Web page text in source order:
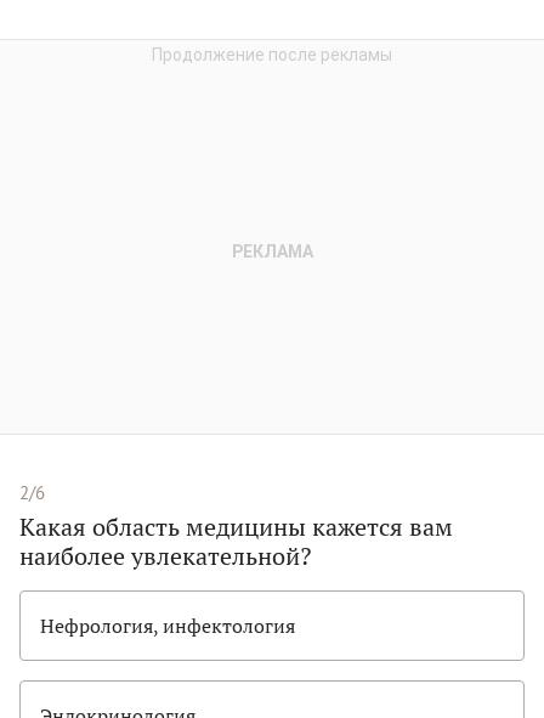
2/6
Какая область медицины кажется вам
наиболее увлекательной?
Нефрология, инфектология